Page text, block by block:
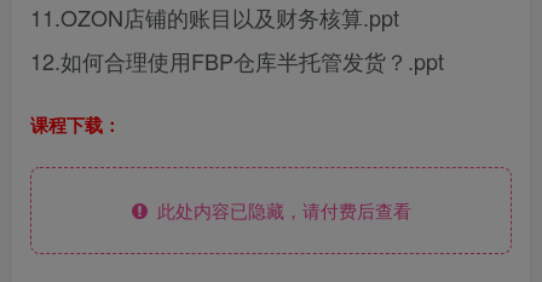
11.OZON店铺的账目以及财务核算.ppt
12.如何合理使用FBP仓库半托管发货？.ppt
课程下载：
此处内容已隐藏，请付费后查看